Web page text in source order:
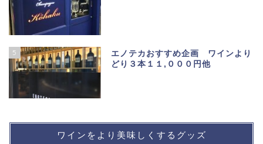
5
エノテカおすすめ企画 ワインより
どり３本１１,０００円他
ワインをより美味しくするグッズ